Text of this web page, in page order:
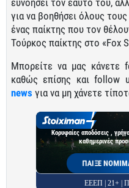
ευνοήσει τον εαυτό του,
για να βοηθήσει όλους
ένας παίκτης που τον
Τούρκος παίκτης στο «Fox
Μπορείτε να μας
καθώς επίσης και follow
news για να μη χάνετε
Κορυφαίες αποδόσεις ,
καθημερινές
ΠΑΙΞΕ
ΕΕΕΠ | 21+